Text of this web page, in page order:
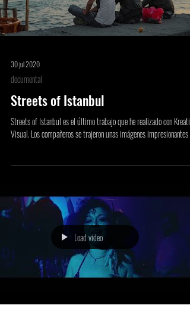
Load video
30 jul 2020
documental
Streets of Istanbul
Visual. Los compañeros se trajeron unas imágenes impresionantes
Load video